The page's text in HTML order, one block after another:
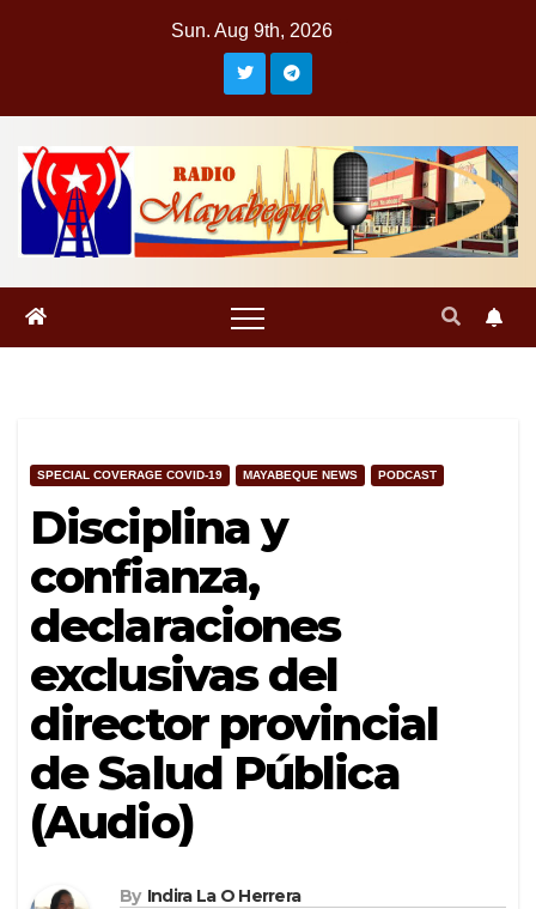
Sun. Aug 9th, 2026
SPECIAL COVERAGE COVID-19 MAYABEQUE NEWS PODCAST
Disciplina y
confianza,
declaraciones
exclusivas del
director provincial
de Salud Pública
(Audio)
By Indira La O Herrera